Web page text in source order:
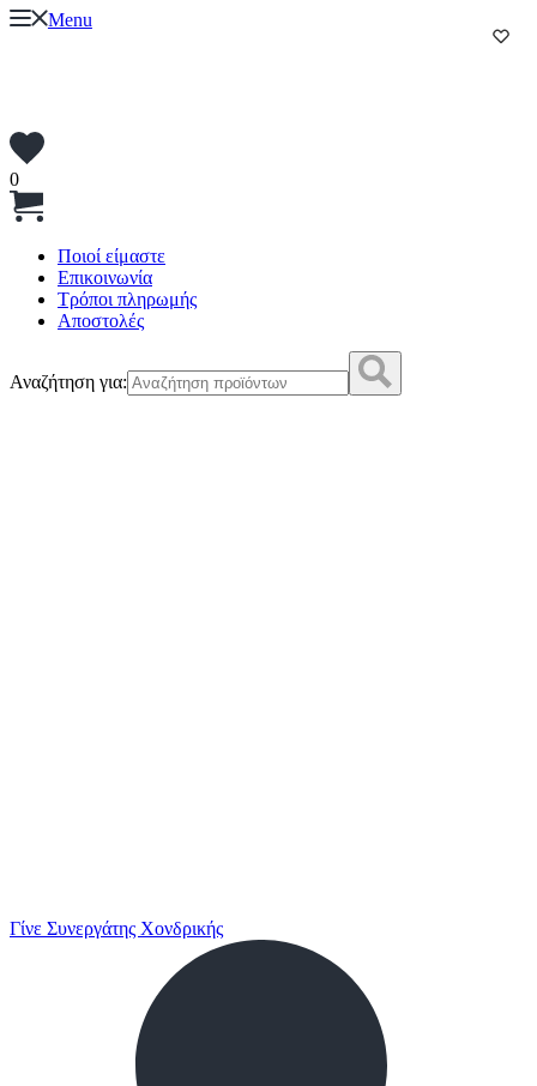
Menu
0
Ποιοί είμαστε
Επικοινωνία
Τρόποι πληρωμής
Αποστολές
Αναζήτηση για:
Γίνε Συνεργάτης Χονδρικής